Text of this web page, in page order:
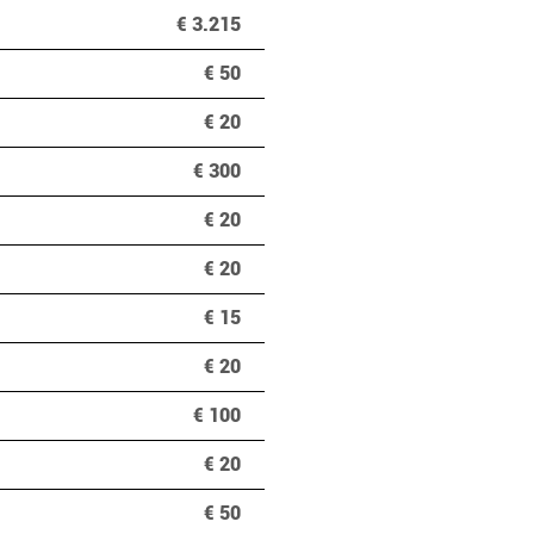
€ 3.215
€ 50
€ 20
€ 300
€ 20
€ 20
€ 15
€ 20
€ 100
€ 20
€ 50